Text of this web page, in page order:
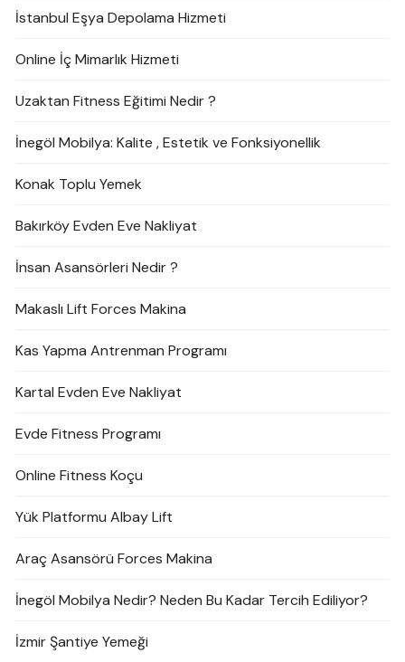
İstanbul Eşya Depolama Hizmeti
Online İç Mimarlık Hizmeti
Uzaktan Fitness Eğitimi Nedir ?
İnegöl Mobilya: Kalite , Estetik ve Fonksiyonellik
Konak Toplu Yemek
Bakırköy Evden Eve Nakliyat
İnsan Asansörleri Nedir ?
Makaslı Lift Forces Makina
Kas Yapma Antrenman Programı
Kartal Evden Eve Nakliyat
Evde Fitness Programı
Online Fitness Koçu
Yük Platformu Albay Lift
Araç Asansörü Forces Makina
İnegöl Mobilya Nedir? Neden Bu Kadar Tercih Ediliyor?
İzmir Şantiye Yemeği